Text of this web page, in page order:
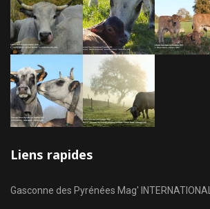
Liens rapides
Gasconne des Pyrénées Mag' INTERNATIONAL